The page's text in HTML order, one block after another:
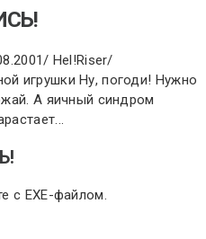
/ Hel!Riser/
игрушки Ну, погоди! Нужно
А яичный синдром
с ЕХЕ-файлом.